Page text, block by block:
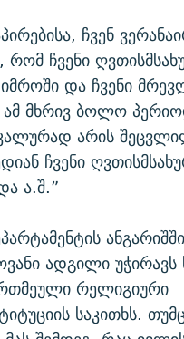
ჩვენ
რომ ჩვენი
და ჩვენი
ამ მხრივ ბოლო
არის
ჩვენი
ა.შ.”
ადგილი უჭირავს
რელიგიური
საკითხს.